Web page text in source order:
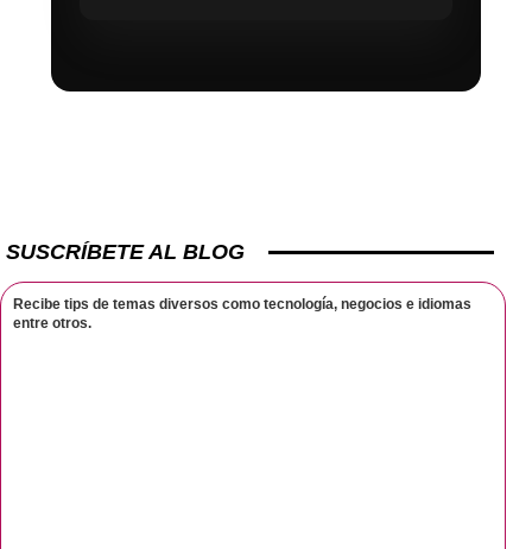
SUSCRÍBETE AL BLOG
Recibe tips de temas diversos como tecnología, negocios e idiomas
entre otros.